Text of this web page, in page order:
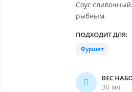
Соус
рыбным.
ПОДХОДИТ ДЛЯ:
Фуршет
ВЕС
30 мл.